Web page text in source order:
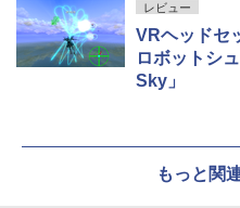
レビュー
VRヘッドセ
ロボットシ
Sky」
もっと関